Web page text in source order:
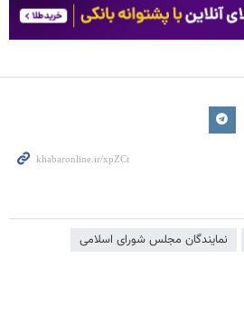
نمایندگان مجلس شورای اسلامی